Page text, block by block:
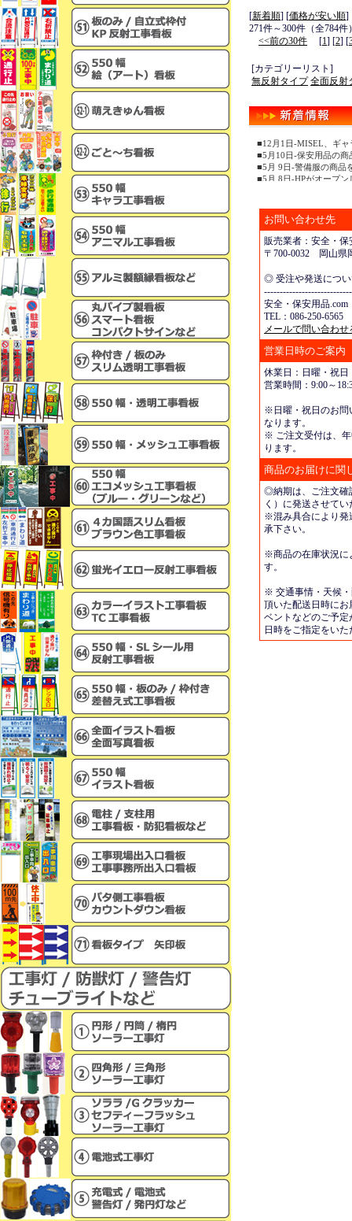
[新着順] [価格が安い順]
271件～300件（全784件
<<前の30件 [1] [2] [
[カテゴリーリスト]
無反射タイプ 全面反射
■12月1日-MISEL、ギ
■5月10日-保安用品の商
■5月 9日-警備服の商品
■5月 8日-HPがオープン
お問い合わせ先
販売業者：安全・保
〒700-0032 岡山県
◎ 受注や発送につ
安全・保安用品.com
TEL：086-250-6565
メールで問い合わせ
営業日時のご案内
休業日：日曜・祝日
営業時間：9:00～
※日曜・祝日のお問
なります。
※ ご注文受付は、
ります。
商品のお届けに関
◎納期は、ご注文確
く）に発送させて
※混み具合により発
承下さい。
※商品の在庫状況に
す。
※ 交通事情・天候
頂いた配送日時に
ベントなどのご予
日時をご指定をい